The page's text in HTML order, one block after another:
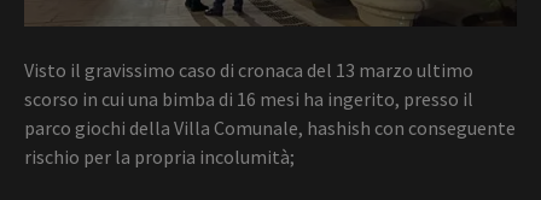
Visto il gravissimo caso di cronaca del 13 marzo ultimo
scorso in cui una bimba di 16 mesi ha ingerito, presso il
parco giochi della Villa Comunale, hashish con conseguente
rischio per la propria incolumità;